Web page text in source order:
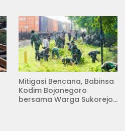
Mitigasi Bencana, Babinsa
Kodim Bojonegoro
bersama Warga Sukorejo